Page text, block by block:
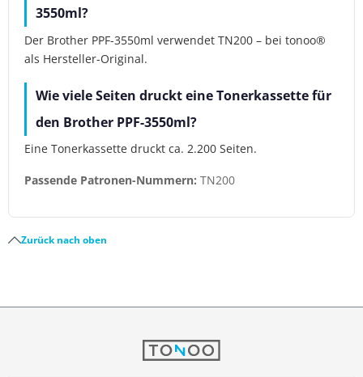
3550ml?
Der Brother PPF-3550ml verwendet TN200 – bei tonoo®
als Hersteller-Original.
Wie viele Seiten druckt eine Tonerkassette für
den Brother PPF-3550ml?
Eine Tonerkassette druckt ca. 2.200 Seiten.
Passende Patronen-Nummern: TN200
Zurück nach oben